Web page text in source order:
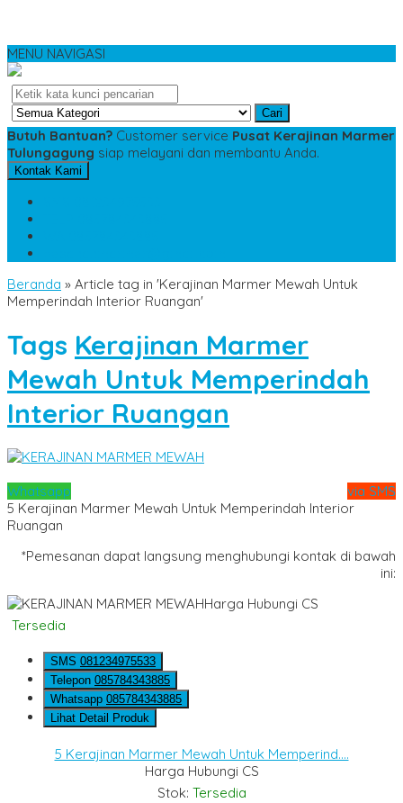
MENU NAVIGASI
Cari
Butuh Bantuan? Customer service Pusat Kerajinan Marmer
Tulungagung siap melayani dan membantu Anda.
Kontak Kami
Beranda » Article tag in 'Kerajinan Marmer Mewah Untuk
Memperindah Interior Ruangan'
Tags Kerajinan Marmer
Mewah Untuk Memperindah
Interior Ruangan
Whatsapp
via SMS
5 Kerajinan Marmer Mewah Untuk Memperindah Interior
Ruangan
*Pemesanan dapat langsung menghubungi kontak di bawah
ini:
Harga Hubungi CS
Tersedia
SMS 081234975533
Telepon 085784343885
Whatsapp 085784343885
Lihat Detail Produk
5 Kerajinan Marmer Mewah Untuk Memperind....
Harga Hubungi CS
Stok: Tersedia